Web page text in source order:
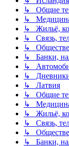
↳ Общие
↳
↳ Жильё,
↳ Связь,
↳
↳ Банки,
↳
↳
↳ Латвия
↳ Общие
↳
↳ Жильё,
↳ Связь,
↳
↳ Банки,